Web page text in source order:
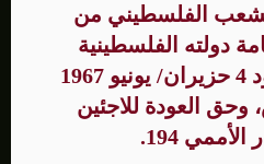
الشعب الفلسطيني من
دولته الفلسطينية
المستقلة على حدود 4 حزيران/ يونيو 1967
وحق العودة للاجئين
194.